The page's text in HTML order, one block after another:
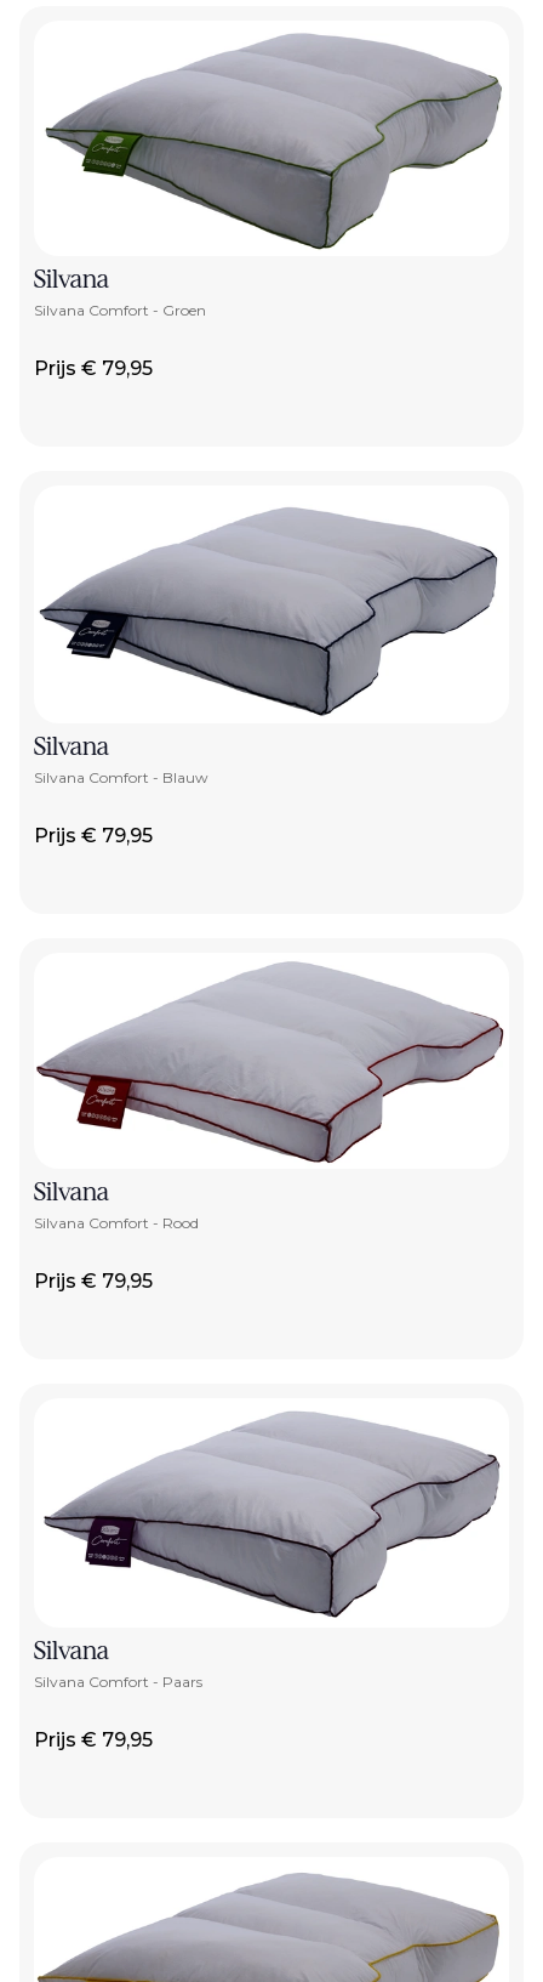
Silvana
Silvana Comfort - Groen
Prijs € 79,95
Silvana
Silvana Comfort - Blauw
Prijs € 79,95
Silvana
Silvana Comfort - Rood
Prijs € 79,95
Silvana
Silvana Comfort - Paars
Prijs € 79,95